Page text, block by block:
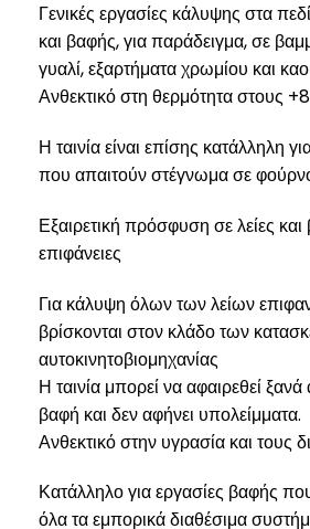
Γενικές εργασίες κάλυψης στα
και βαφής, για παράδειγμα, σε
γυαλί, εξαρτήματα χρωμίου και
Ανθεκτικό στη θερμότητα στους
Η ταινία είναι επίσης κατάλληλη
που απαιτούν στέγνωμα σε
Εξαιρετική πρόσφυση σε λείες και
επιφάνειες
Για κάλυψη όλων των λείων
βρίσκονται στον κλάδο των
αυτοκινητοβιομηχανίας
Η ταινία μπορεί να αφαιρεθεί
βαφή και δεν αφήνει υπολείμματα.
Ανθεκτικό στην υγρασία και τους
Κατάλληλο για εργασίες βαφής
όλα τα εμπορικά διαθέσιμα